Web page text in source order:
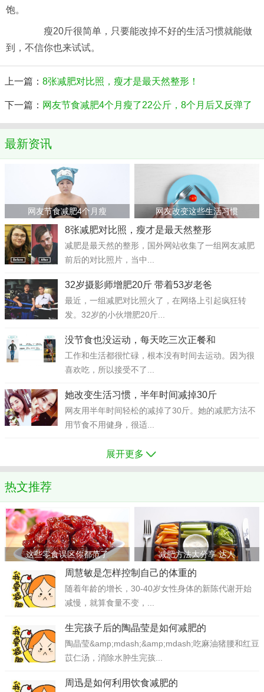
饱。
瘦20斤很简单，只要能改掉不好的生活习惯就能做
到，不信你也来试试。
上一篇： 8张减肥对比照，瘦才是最天然整形！
下一篇： 网友节食减肥4个月瘦了22公斤，8个月后又反弹了
最新资讯
网友节食减肥4个月瘦 网友改变这些生活习惯
8张减肥对比照，瘦才是最天然整形
减肥是最天然的整形，国外网站收集了一组网友减肥
前后的对比照片，当中...
32岁摄影师增肥20斤 带着53岁老爸
最近，一组减肥对比照火了，在网络上引起疯狂转
发。32岁的小伙增肥20斤...
没节食也没运动，每天吃三次正餐和
工作和生活都很忙碌，根本没有时间去运动。因为很
喜欢吃，所以接受不了...
她改变生活习惯，半年时间减掉30斤
网友用半年时间轻松的减掉了30斤。她的减肥方法不
用节食不用健身，很适...
展开更多
热文推荐
这些零食误区你都范了 减肥方法大分享 达人
周慧敏是怎样控制自己的体重的
随着年龄的增长，30-40岁女性身体的新陈代谢开始
减慢，就算食量不变，...
生完孩子后的陶晶莹是如何减肥的
陶晶莹&amp;mdash;&amp;mdash;吃麻油猪腰和红豆
苡仁汤，消除水肿生完孩...
周迅是如何利用饮食减肥的